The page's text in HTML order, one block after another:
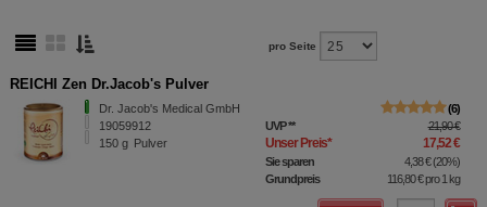
pro Seite
REICHI Zen Dr.Jacob's Pulver
Dr. Jacob's Medical GmbH
19059912
150 g Pulver
6
UVP** 21,90 €
Unser Preis* 17,52 €
Sie sparen 4,38 €(20%)
Grundpreis
116,80 €pro 1 kg